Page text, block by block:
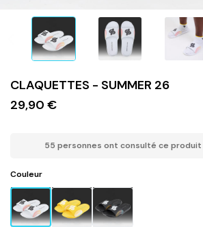
CLAQUETTES - SUMMER 26
29,90 €
55 personnes ont consulté ce produit
Couleur